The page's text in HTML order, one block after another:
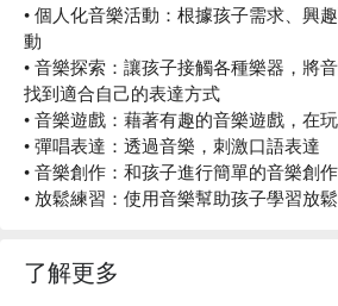
• 個人化音樂活動：根據孩子需求、興
動
• 音樂探索：讓孩子接觸各種樂器，將
找到適合自己的表達方式
• 音樂遊戲：藉著有趣的音樂遊戲，在
• 彈唱表達：透過音樂，刺激口語表達
• 音樂創作：和孩子進行簡單的音樂創
• 放鬆練習：使用音樂幫助孩子學習放
了解更多